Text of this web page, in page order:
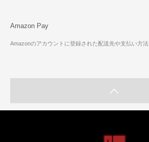
Amazon Pay
Amazonのアカウントに登録された配送先や支払い方